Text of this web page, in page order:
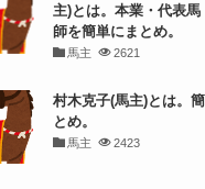
主)とは。本業・代表馬
師を簡単にまとめ。
馬主 2621
村木克子(馬主)とは。
とめ。
馬主 2423